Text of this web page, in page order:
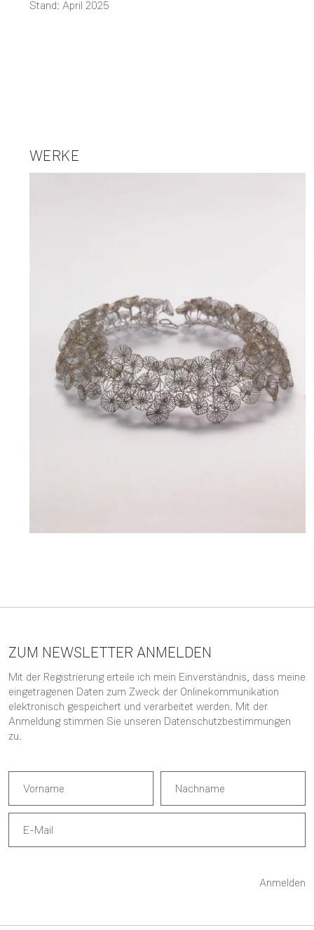
Stand: April 2025
WERKE
ZUM NEWSLETTER ANMELDEN
Mit der Registrierung erteile ich mein Einverständnis, dass meine
eingetragenen Daten zum Zweck der Onlinekommunikation
elektronisch gespeichert und verarbeitet werden. Mit der
Anmeldung stimmen Sie unseren Datenschutzbestimmungen
zu.
Anmelden